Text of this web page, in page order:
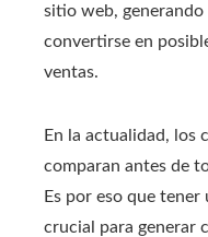
sitio web,
convertirse en
ventas.
En la actualidad, los
comparan antes de
Es por eso que
crucial para generar